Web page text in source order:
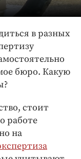
в разных
бюро. Какую
стоит
работе
на